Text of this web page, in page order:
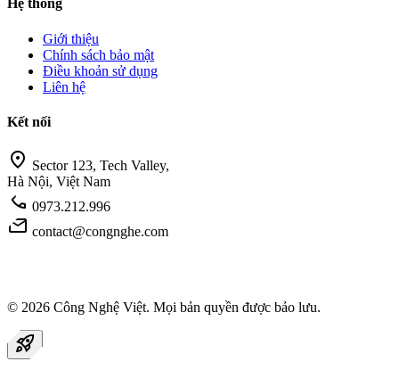
Hệ thống
Giới thiệu
Chính sách bảo mật
Điều khoản sử dụng
Liên hệ
Kết nối
location_on Sector 123, Tech Valley,
Hà Nội, Việt Nam
call 0973.212.996
mail contact@congnghe.com
© 2026 Công Nghệ Việt. Mọi bản quyền được bảo lưu.
rocket_launch